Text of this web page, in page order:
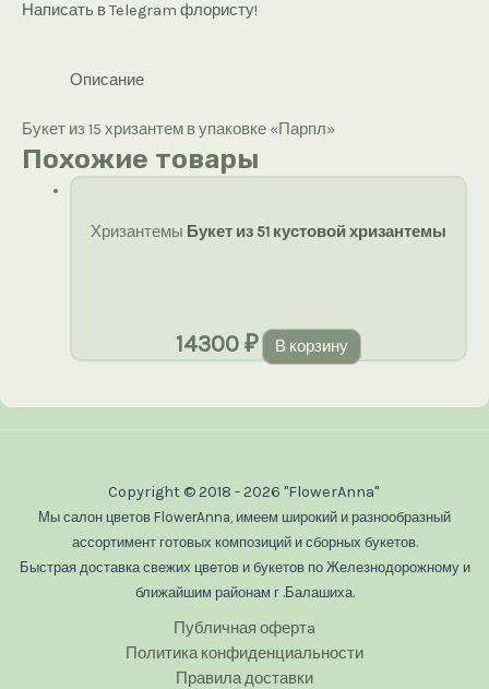
Написать в Telegram флористу!
Описание
Букет из 15 хризантем в упаковке «Парпл»
Похожие товары
Хризантемы Букет из 51 кустовой хризантемы
14300₽ В корзину
Copyright © 2018 - 2026 "FlowerAnna"
Мы салон цветов FlowerAnna, имеем широкий и разнообразный
ассортимент готовых композиций и сборных букетов.
Быстрая доставка свежих цветов и букетов по Железнодорожному и
ближайшим районам г .Балашиха.
Публичная офертa
Политика конфиденциальности
Правила доставки